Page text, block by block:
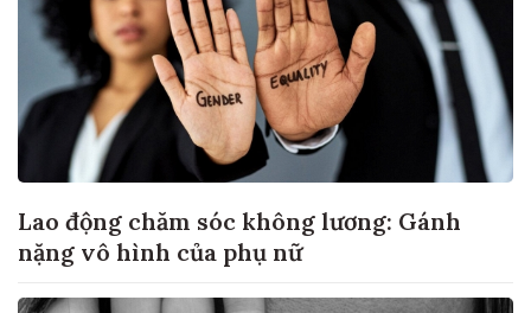
Lao động chăm sóc không lương: Gánh
nặng vô hình của phụ nữ